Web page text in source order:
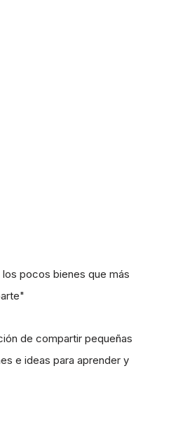
pocos bienes que más
de compartir pequeñas
e ideas para aprender y